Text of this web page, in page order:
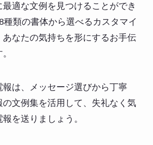
適な文例を見つけることができ
種類の書体から選べるカスタマイ
あなたの気持ちを形にするお手伝
報は、メッセージ選びから丁寧
の文例集を活用して、失礼なく気
を送りましょう。